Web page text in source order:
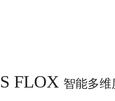
S FLOX 智能多维